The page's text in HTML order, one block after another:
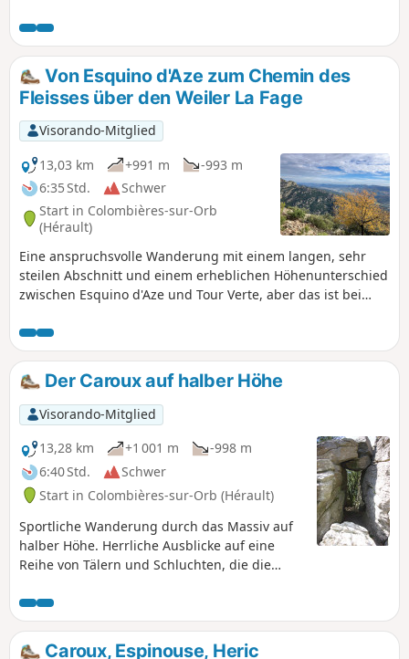
eingestellt wurde, hat er tiefe Spuren hinterlassen. Diese
Wanderung ermöglicht es Ihnen, eine andere Art von
Tätigkeit kennenzulernen, die bis heute besteht und mit der
Landwirtschaft zu tun hat: den Anbau von Kastanien.
Von Esquino d'Aze zum Chemin des
Fleisses über den Weiler La Fage
Visorando-Mitglied
13,03 km
+991 m
-993 m
6:35 Std.
Schwer
Start in Colombières-sur-Orb
(Hérault)
Eine anspruchsvolle Wanderung mit einem langen, sehr
steilen Abschnitt und einem erheblichen Höhenunterschied
zwischen Esquino d'Aze und Tour Verte, aber das ist bei
Schöne Ausblicke auf diese bemerkenswerte mineralische
Landschaft, die eine vertikale Barriere zwischen den Hügeln
von Saint-Chinianais und dem Plateau von Caroux bildet.
Allerdings muss man geübt im Begehen von unebenen und
nicht markierten Wegen sein.
Der Caroux auf halber Höhe
Visorando-Mitglied
13,28 km
+1 001 m
-998 m
6:40 Std.
Schwer
Start in Colombières-sur-Orb (Hérault)
Sportliche Wanderung durch das Massiv auf
halber Höhe. Herrliche Ausblicke auf eine
Reihe von Tälern und Schluchten, die die
verbinden. Abwechselnd Anstiege, Abstiege
und flache Abschnitte in Unterholzgebieten,
gefolgt von sehr mineralischen Abschnitten. 2
Caroux, Espinouse, Heric